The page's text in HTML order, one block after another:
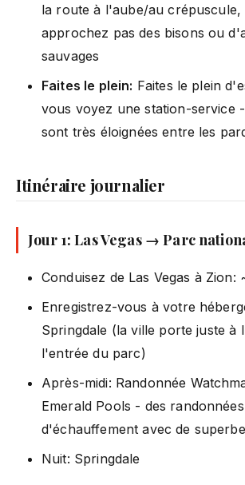
la route à l'aube/au crépuscule,
approchez pas des bisons ou
sauvages
Faites le plein: Faites le plein
vous voyez une station-service
sont très éloignées entre les
Itinéraire journalier
Jour 1: Las Vegas → Parc
Conduisez de Las Vegas à Zion:
Enregistrez-vous à votre
Springdale (la ville porte juste à
l'entrée du parc)
Après-midi: Randonnée
Emerald Pools - des
d'échauffement avec de
Nuit: Springdale